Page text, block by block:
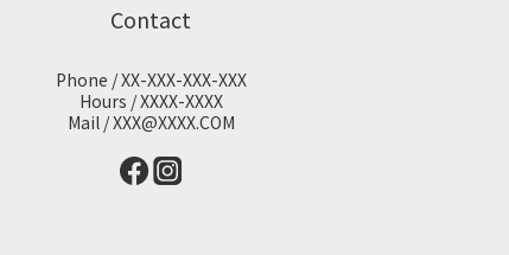
Contact
Phone / XX-XXX-XXX-XXX
Hours / XXXX-XXXX
Mail / XXX@XXXX.COM